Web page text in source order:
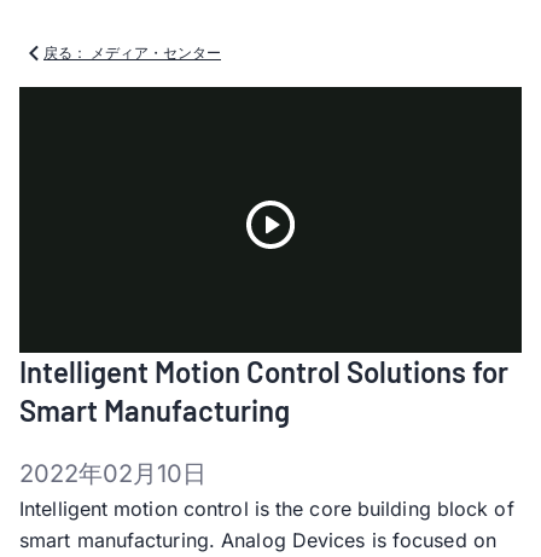
戻る： メディア・センター
Video
Intelligent Motion Control Solutions for
Smart Manufacturing
2022年02月10日
Intelligent motion control is the core building block of
smart manufacturing. Analog Devices is focused on